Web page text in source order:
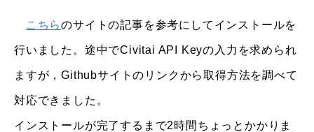
こちらのサイトの記事を参考にしてインストールを
行いました。途中でCivitai API Keyの入力を求められ
ますが，Githubサイトのリンクから取得方法を調べて
対応できました。
インストールが完了するまで2時間ちょっとかかりま